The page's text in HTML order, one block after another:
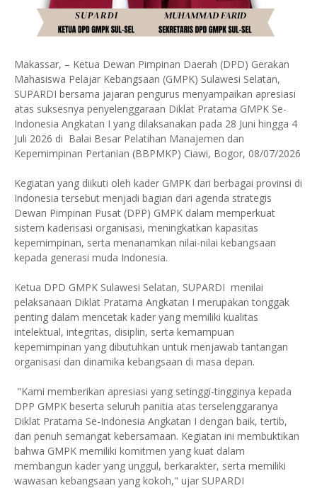
Makassar, – Ketua Dewan Pimpinan Daerah (DPD) Gerakan
Mahasiswa Pelajar Kebangsaan (GMPK) Sulawesi Selatan,
SUPARDI bersama jajaran pengurus menyampaikan apresiasi
atas suksesnya penyelenggaraan Diklat Pratama GMPK Se-
Indonesia Angkatan I yang dilaksanakan pada 28 Juni hingga 4
Juli 2026 di Balai Besar Pelatihan Manajemen dan
Kepemimpinan Pertanian (BBPMKP) Ciawi, Bogor, 08/07/2026
Kegiatan yang diikuti oleh kader GMPK dari berbagai provinsi di
Indonesia tersebut menjadi bagian dari agenda strategis
Dewan Pimpinan Pusat (DPP) GMPK dalam memperkuat
sistem kaderisasi organisasi, meningkatkan kapasitas
kepemimpinan, serta menanamkan nilai-nilai kebangsaan
kepada generasi muda Indonesia.
Ketua DPD GMPK Sulawesi Selatan, SUPARDI menilai
pelaksanaan Diklat Pratama Angkatan I merupakan tonggak
penting dalam mencetak kader yang memiliki kualitas
intelektual, integritas, disiplin, serta kemampuan
kepemimpinan yang dibutuhkan untuk menjawab tantangan
organisasi dan dinamika kebangsaan di masa depan.
"Kami memberikan apresiasi yang setinggi-tingginya kepada
DPP GMPK beserta seluruh panitia atas terselenggaranya
Diklat Pratama Se-Indonesia Angkatan I dengan baik, tertib,
dan penuh semangat kebersamaan. Kegiatan ini membuktikan
bahwa GMPK memiliki komitmen yang kuat dalam
membangun kader yang unggul, berkarakter, serta memiliki
wawasan kebangsaan yang kokoh," ujar SUPARDI